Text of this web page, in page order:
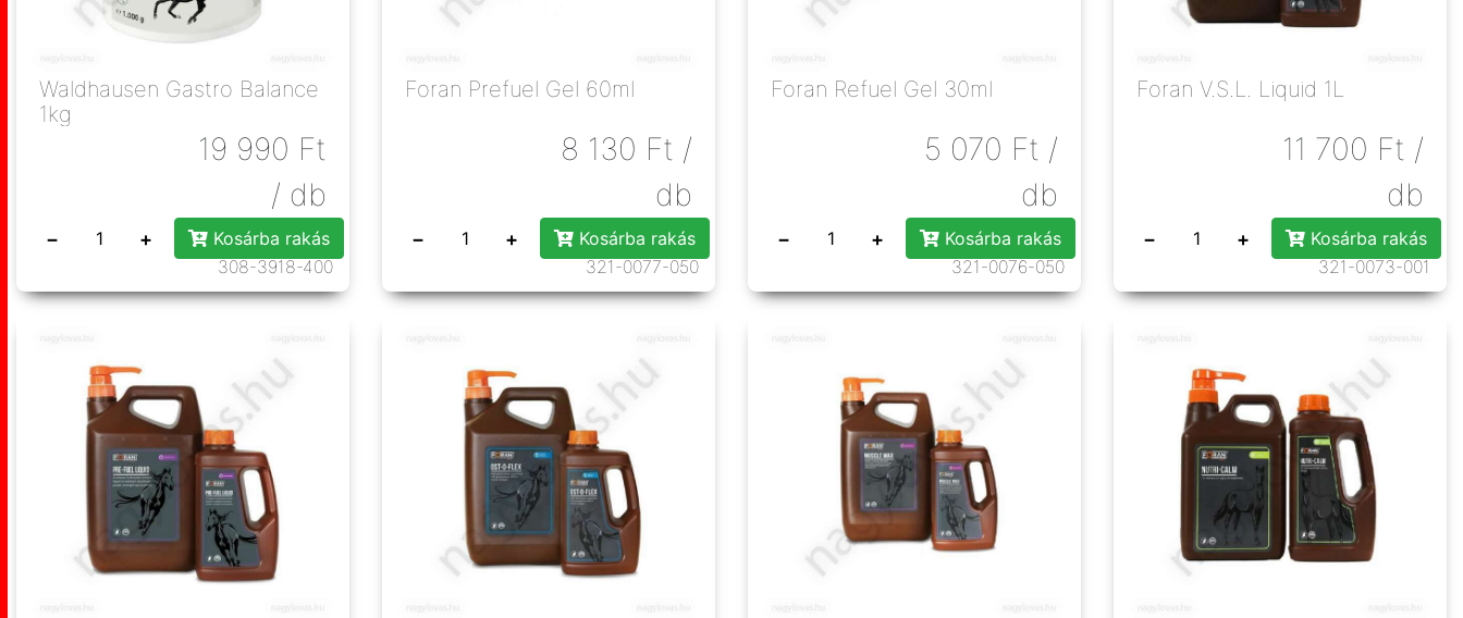
Waldhausen Gastro Balance
1kg
19 990 Ft
/ db
− +
Kosárba rakás
308-3918-400
Foran Prefuel Gel 60ml
8 130 Ft /
db
− +
Kosárba rakás
321-0077-050
Foran Refuel Gel 30ml
5 070 Ft /
db
− +
Kosárba rakás
321-0076-050
Foran V.S.L. Liquid 1L
11 700 Ft /
db
− +
Kosárba rakás
321-0073-001